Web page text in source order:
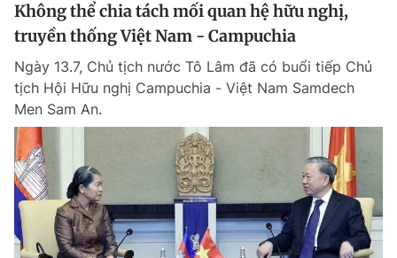
Không thể chia tách mối quan hệ hữu nghị,
truyền thống Việt Nam - Campuchia
Ngày 13.7, Chủ tịch nước Tô Lâm đã có buổi tiếp Chủ
tịch Hội Hữu nghị Campuchia - Việt Nam Samdech
Men Sam An.